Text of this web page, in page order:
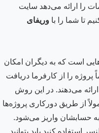
را ارائه می‌دهد سایت
تا شما را با وریفای
است که به دیگران امکان
را از کارفرما دریافت
می‌دهند. در این روش
از طریق دورکاری پروژه‌ها
به حسابشان واریز می‌شود.